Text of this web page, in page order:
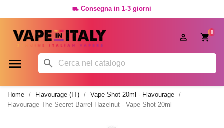
 Consegna in 1-3 giorni
0

 
Home Flavourage (IT)
Vape Shot 20ml - Flavourage
Flavourage The Secret Barrel Hazelnut - Vape Shot 20ml